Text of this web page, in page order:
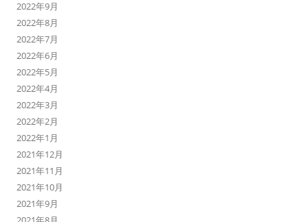
2022年9月
2022年8月
2022年7月
2022年6月
2022年5月
2022年4月
2022年3月
2022年2月
2022年1月
2021年12月
2021年11月
2021年10月
2021年9月